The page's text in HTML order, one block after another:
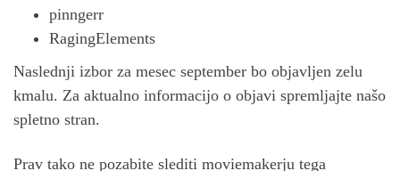
pinngerr
RagingElements
Naslednji izbor za mesec september bo objavljen zelu
kmalu. Za aktualno informacijo o objavi spremljajte našo
spletno stran.
Prav tako ne pozabite slediti moviemakerju tega